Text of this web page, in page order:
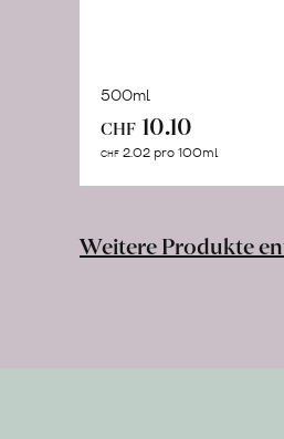
500ml
CHF 10.10
CHF 2.02 pro 100ml
Weitere Produkte